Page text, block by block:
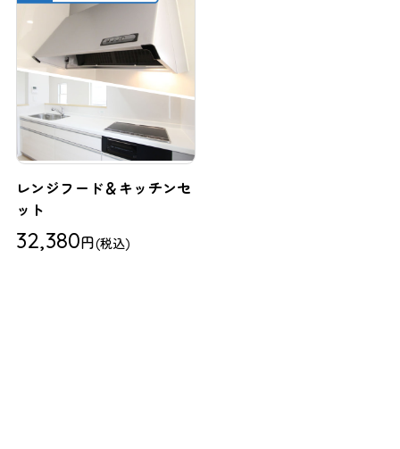
レンジフード＆キッチンセ
ット
32,380円(税込)